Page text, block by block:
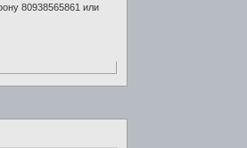
80938565861 или